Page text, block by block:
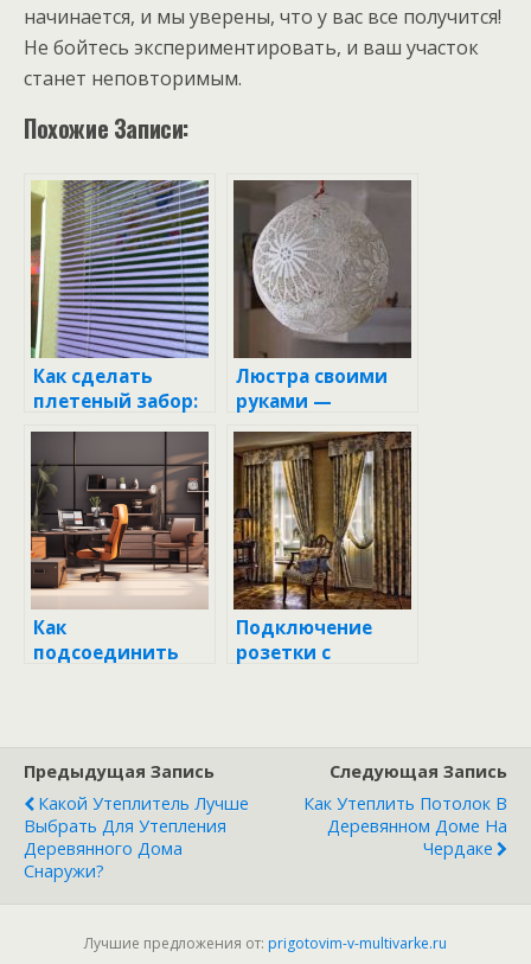
начинается, и мы уверены, что у вас все получится!
Не бойтесь экспериментировать, и ваш участок
станет неповторимым.
Похожие Записи:
Как сделать
плетеный забор:
пошаговое
руководство для
начинающих
Люстра своими
руками —
пошаговая
инструкция для
начинающих (50
фото)
Как
подсоединить
Подключение
розетки с
Предыдущая Запись
Какой Утеплитель Лучше
Выбрать Для Утепления
Деревянного Дома
Снаружи?
Следующая Запись
Как Утеплить Потолок В
Деревянном Доме На
Чердаке
Лучшие предложения от: prigotovim-v-multivarke.ru